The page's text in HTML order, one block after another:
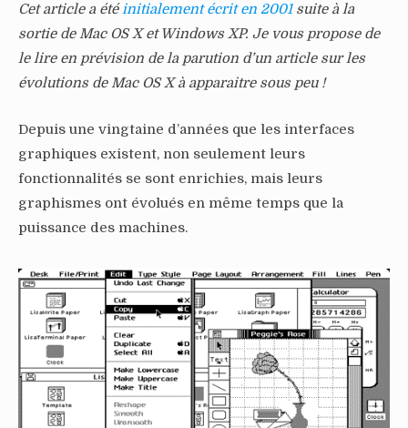
Cet article a étéinitialement écrit en 2001suite à la
sortie de Mac OS X et Windows XP. Je vous propose de
le lire en prévision de la parution d’un article sur les
évolutions de Mac OS X à apparaitre sous peu !
Depuis une vingtaine d’années que les interfaces
graphiques existent, non seulement leurs
fonctionnalités se sont enrichies, mais leurs
graphismes ont évolués en même temps que la
puissance des machines.